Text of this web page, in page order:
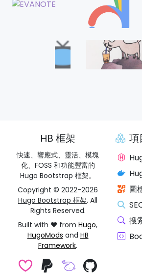
HB 框架
快速、響應式、靈活、模塊
化、FOSS 和功能豐富的
Hugo Bootstrap 框架。
Copyright © 2022-2026
Hugo Bootstrap 框架. All
Rights Reserved.
Built with ❤️ from Hugo,
HugoMods and HB
Framework.
項
圖
搜